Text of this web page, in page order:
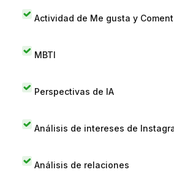
Actividad de Me gusta y
MBTI
Perspectivas de IA
Análisis de intereses de
Análisis de relaciones